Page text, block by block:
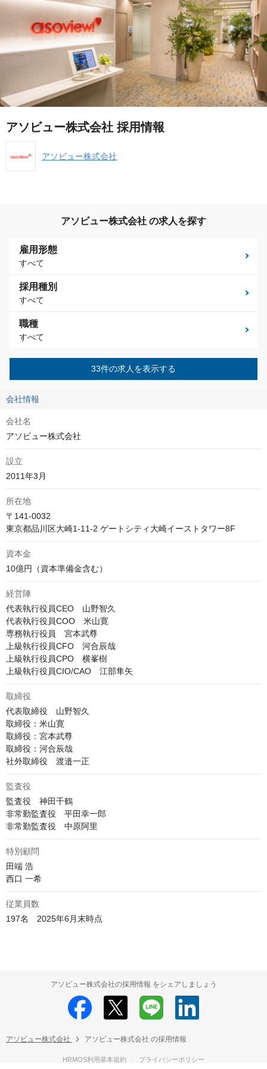
アソビュー株式会社 採用情報
アソビュー株式会社
アソビュー株式会社 の求人を探す
雇用形態
すべて
採用種別
すべて
職種
すべて
33件の求人を表示する
会社情報
会社名
アソビュー株式会社
設立
2011年3月
所在地
〒141-0032
資本金
10億円（資本準備金含む）
経営陣
代表執行役員CEO　山野智久
代表執行役員COO　米山寛
専務執行役員　宮本武尊
上級執行役員CFO　河合辰哉
上級執行役員CPO　横峯樹
上級執行役員CIO/CAO　江部隼矢
取締役
代表取締役　山野智久
取締役：米山寛
取締役：宮本武尊
取締役：河合辰哉
社外取締役　渡邉一正
監査役
監査役　神田千鶴
非常勤監査役　平田幸一郎
非常勤監査役　中原阿里
特別顧問
田端 浩
西口 一希
従業員数
197名　2025年6月末時点
アソビュー株式会社の採用情報 をシェアしましょう
アソビュー株式会社 アソビュー株式会社 の採用情報
HRMOS利用基本規約 プライバシーポリシー